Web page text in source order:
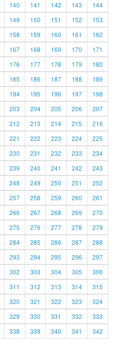
140 141 142 143
144
149 150 151 152
153
158 159 160 161
162
167 168 169 170
171
176 177 178 179
180
185 186 187 188
189
194 195 196 197
198
203 204 205 206
207
212 213 214 215
216
221 222 223 224
225
230 231 232 233
234
239 240 241 242
243
248 249 250 251
252
257 258 259 260
261
266 267 268 269
270
275 276 277 278
279
284 285 286 287
288
293 294 295 296
297
302 303 304 305
306
311 312 313 314
315
320 321 322 323
324
329 330 331 332
333
338 339 340 341
342